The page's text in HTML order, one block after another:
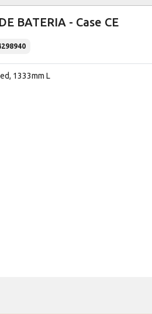
BATERIA - Case CE
1333mm L